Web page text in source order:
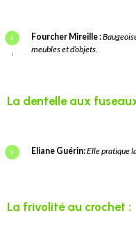
Fourcher Mireille :
meubles et d’objets.
La dentelle aux
Eliane Guérin:Elle pratique
La frivolité au crochet :